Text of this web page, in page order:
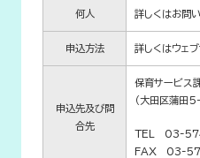
何人 詳しくはお問
申込方法 詳しくはウェブ
申込先及び問
合先
保育サービス
（大田区蒲
TEL 03-
FAX 03-